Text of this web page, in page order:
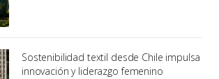
Sostenibilidad textil desde Chile impulsa
innovación y liderazgo femenino